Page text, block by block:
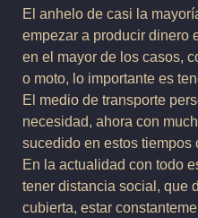
El anhelo de casi la
empezar a producir dinero
en el mayor de los casos,
o moto, lo importante es
El medio de transporte
necesidad, ahora con
sucedido en estos tiempos
En la actualidad con todo
tener distancia social, que
cubierta, estar